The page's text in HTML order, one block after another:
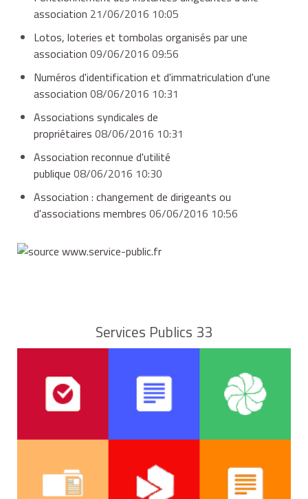
association 21/06/2016 10:05
Lotos, loteries et tombolas organisés par une
association 09/06/2016 09:56
Numéros d'identification et d'immatriculation d'une
association 08/06/2016 10:31
Associations syndicales de
propriétaires 08/06/2016 10:31
Association reconnue d'utilité
publique 08/06/2016 10:30
Association : changement de dirigeants ou
d'associations membres 06/06/2016 10:56
Services Publics 33